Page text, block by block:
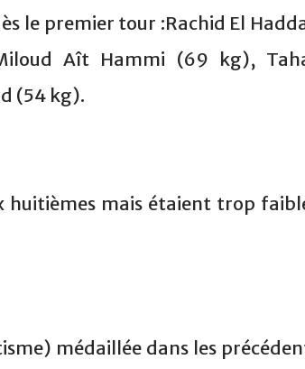
le premier tour :Rachid El
Aît Hammi (69 kg),
(54 kg).
huitièmes mais étaient trop
médaillée dans les